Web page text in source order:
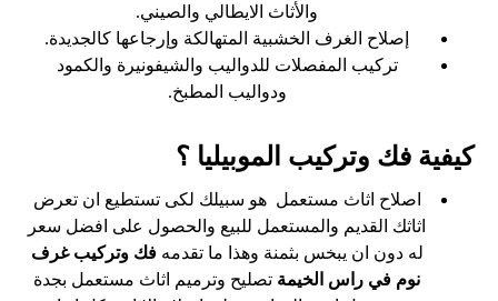
والأثاث الايطالي والصيني.
إصلاح الغرف الخشبية المتهالكة وإرجاعها كالجديدة.
تركيب المفصلات للدواليب والشيفونيرة والكمود
ودواليب المطبخ.
كيفية فك وتركيب الموبيليا ؟
اصلاح اثاث مستعمل هو سبيلك لكى تستطيع ان تعرض
اثاثك القديم والمستعمل للبيع والحصول على افضل سعر
له دون ان يبخس بثمنة وهذا ما تقدمهفك وتركيب غرف
نوم في راس الخيمة تصليح وترميم اثاث مستعمل بجدة